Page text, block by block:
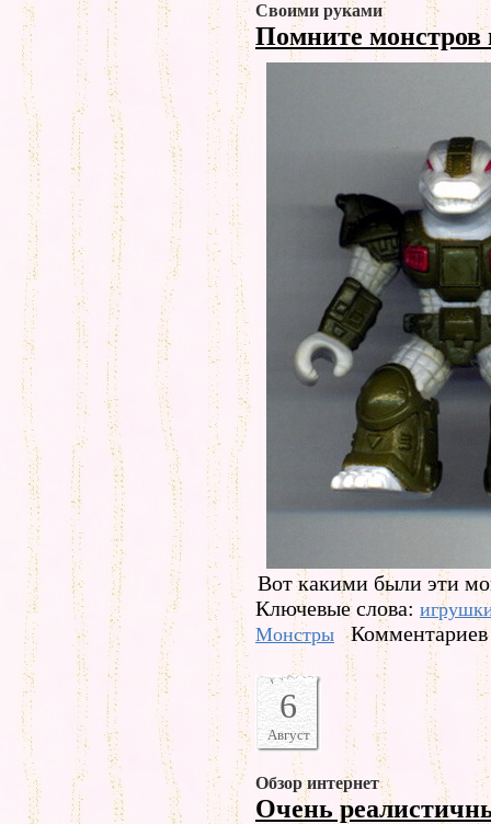
Своими руками
Помните монстров
Вот какими были эти
Ключевые слова:
Монстры
6
Август
Обзор интернет
Очень